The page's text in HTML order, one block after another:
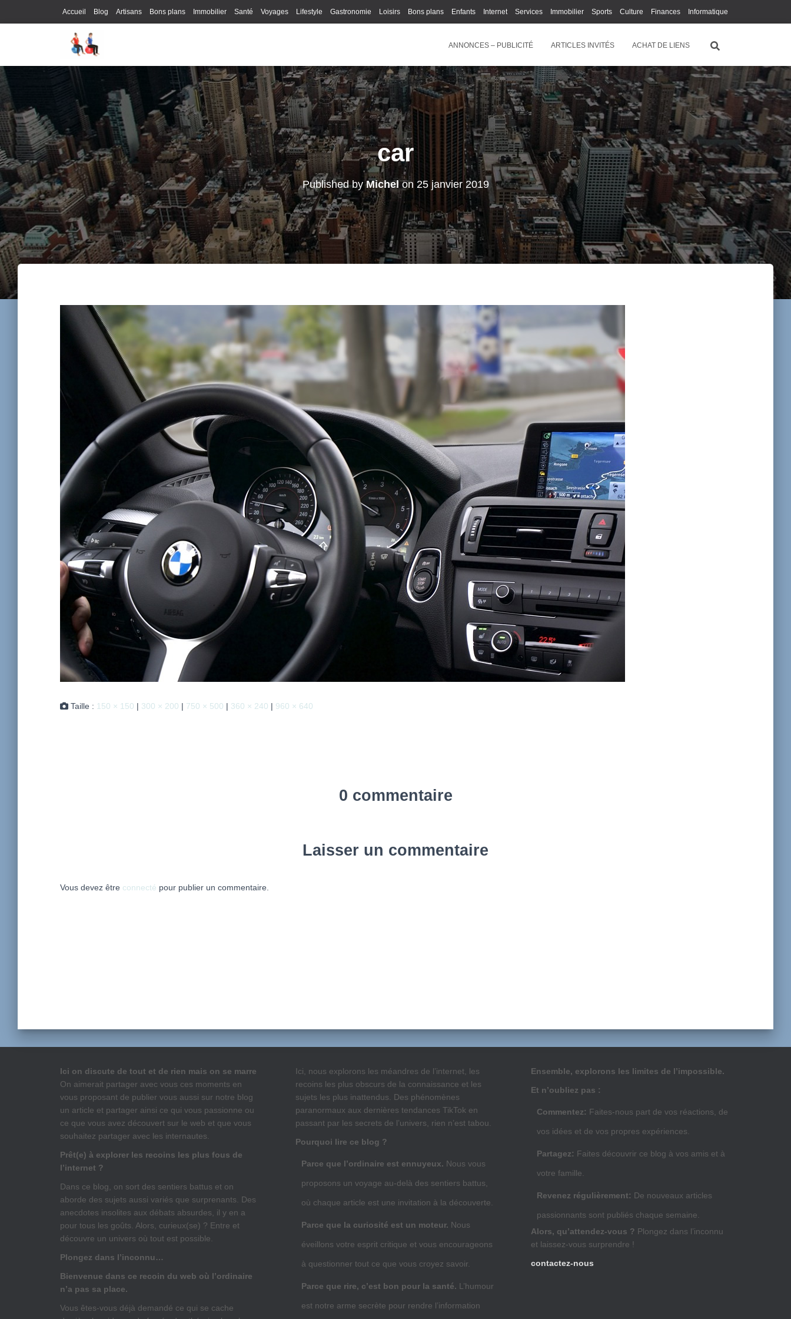
Accueil Blog Artisans Bons plans Immobilier Santé Voyages Lifestyle Gastronomie Loisirs Bons plans Enfants Internet Services Immobilier Sports Culture Finances Informatique
ANNONCES – PUBLICITÉ
ARTICLES INVITÉS ACHAT DE LIENS
car
Published byMichelon 25 janvier 2019
Taille : 150 × 150 | 300 × 200 | 750 × 500 | 360 × 240 | 960 × 640
0 commentaire
Laisser un commentaire
Vous devez être connecté pour publier un commentaire.
Ici on discute de tout et de rien mais on se marre
On aimerait partager avec vous ces moments en
vous proposant de publier vous aussi sur notre blog
un article et partager ainsi ce qui vous passionne ou
ce que vous avez découvert sur le web et que vous
souhaitez partager avec les internautes.
Prêt(e) à explorer les recoins les plus fous de
l’internet ?
Dans ce blog, on sort des sentiers battus et on
aborde des sujets aussi variés que surprenants. Des
anecdotes insolites aux débats absurdes, il y en a
pour tous les goûts. Alors, curieux(se) ? Entre et
découvre un univers où tout est possible.
Plongez dans l’inconnu…
Bienvenue dans ce recoin du web où l’ordinaire
n’a pas sa place.
Vous êtes-vous déjà demandé ce qui se cache
Ici, nous explorons les méandres de l’internet, les
recoins les plus obscurs de la connaissance et les
sujets les plus inattendus. Des phénomènes
paranormaux aux dernières tendances TikTok en
passant par les secrets de l’univers, rien n’est tabou.
Pourquoi lire ce blog ?
Parce que l’ordinaire est ennuyeux. Nous vous
proposons un voyage au-delà des sentiers battus,
où chaque article est une invitation à la découverte.
Parce que la curiosité est un moteur. Nous
éveillons votre esprit critique et vous encourageons
à questionner tout ce que vous croyez savoir.
Parce que rire, c’est bon pour la santé. L’humour
est notre arme secrète pour rendre l’information
Ensemble, explorons les limites de l’impossible.
Et n’oubliez pas :
Commentez: Faites-nous part de vos réactions, de
vos idées et de vos propres expériences.
Partagez: Faites découvrir ce blog à vos amis et à
votre famille.
Revenez régulièrement: De nouveaux articles
passionnants sont publiés chaque semaine.
Alors, qu’attendez-vous ? Plongez dans l’inconnu
et laissez-vous surprendre !
contactez-nous